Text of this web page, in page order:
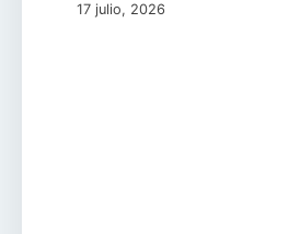
17 julio, 2026